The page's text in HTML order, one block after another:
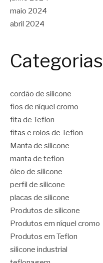
maio 2024
abril 2024
Categorias
cordão de silicone
fios de níquel cromo
fita de Teflon
fitas e rolos de Teflon
Manta de silicone
manta de teflon
óleo de silicone
perfil de silicone
placas de silicone
Produtos de silicone
Produtos em níquel cromo
Produtos em Teflon
silicone industrial